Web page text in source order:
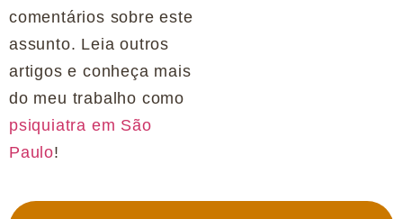
comentários sobre este
assunto. Leia outros
artigos e conheça mais
do meu trabalho como
psiquiatra em São
Paulo!